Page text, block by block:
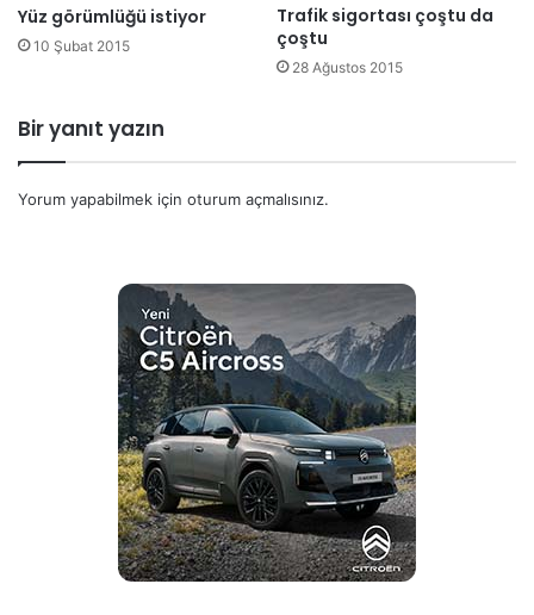
Yüz görümlüğü istiyor
10 Şubat 2015
Trafik sigortası çoştu da
çoştu
28 Ağustos 2015
Bir yanıt yazın
Yorum yapabilmek için oturum açmalısınız.